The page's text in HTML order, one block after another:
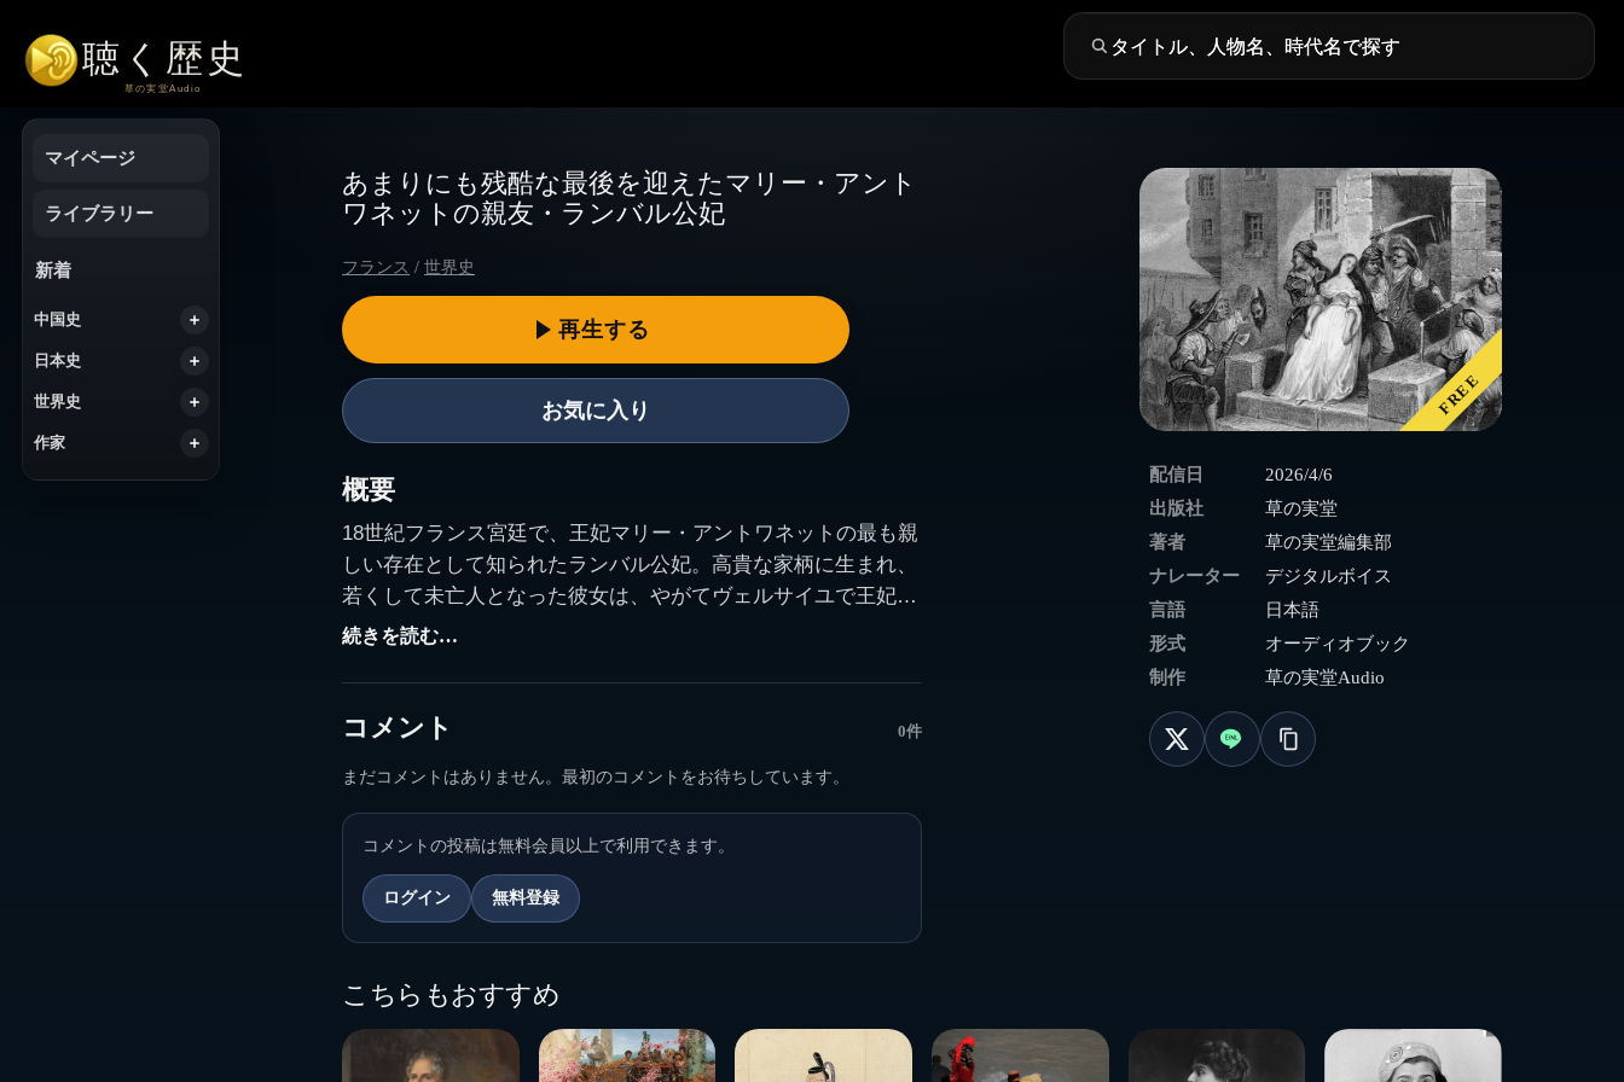
探
マイページ
ライブラリー
新着
中国史
日本史
世界史
作家
あまりにも残酷な最後を迎えたマリー・アント
ワネットの親友・ランバル公妃
フランス / 世界史
お気に入り
概要
18世紀フランス宮廷で、王妃マリー・アントワネットの最も親
しい存在として知られたランバル公妃。高貴な家柄に生まれ、
若くして未亡人となった彼女は、やがてヴェルサイユで王妃と
深い友情を結びます。華やかな宮廷のなかで信頼を寄せられ、
係はフランス革命によって大きく試されることになりました。
多くの貴族が国外へ逃れるなか、ランバル公妃は危険を承知で
た時期がありながらも、最後には再び王妃を支えようとしたそ
の姿勢は、単なる寵愛ではなく深い信義に支えられたものでし
た。
しかし1792年、革命の混乱が極まる九月虐殺の中で、ランバル
公妃はラ・フォルス監獄で引き出され、群衆の暴力によって凄
惨な死を遂げます。その最期はフランス革命史の中でもとくに
深い傷を残しました。
草の実堂
https://kusanomido.com/study/history/western/110146/
続きを読む…
コメント 0件
まだコメントはありません。最初のコメントをお待ちしています。
コメントの投稿は無料会員以上で利用できます。
ログイン 無料登録
FREE
配信日
2026/4/6
出版社
草の実堂
著者
草の実堂編集部
ナレーター
デジタルボイス
言語
日本語
形式
オーディオブック
制作
草の実堂Audio
こちらもおすすめ